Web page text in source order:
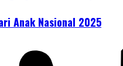
Anak Nasional 2025